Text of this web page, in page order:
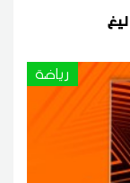
رياضة